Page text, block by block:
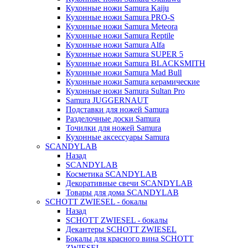
Кухонные ножи Samura Kaiju
Кухонные ножи Samura PRO-S
Кухонные ножи Samura Meteora
Кухонные ножи Samura Reptile
Кухонные ножи Samura Alfa
Кухонные ножи Samura SUPER 5
Кухонные ножи Samura BLACKSMITH
Кухонные ножи Samura Mad Bull
Кухонные ножи Samura керамические
Кухонные ножи Samura Sultan Pro
Samura JUGGERNAUT
Подставки для ножей Samura
Разделочные доски Samura
Точилки для ножей Samura
Кухонные аксессуары Samura
SCANDYLAB
Назад
SCANDYLAB
Косметика SCANDYLAB
Декоративные свечи SCANDYLAB
Товары для дома SCANDYLAB
SCHOTT ZWIESEL - бокалы
Назад
SCHOTT ZWIESEL - бокалы
Декантеры SCHOTT ZWIESEL
Бокалы для красного вина SCHOTT